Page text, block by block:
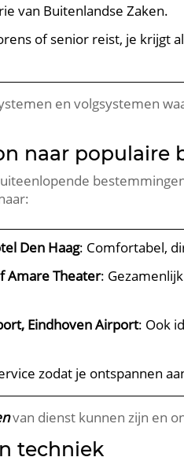
van Buitenlandse Zaken.
of senior reist, je krijgt
en volgsystemen
naar populaire
Den Haag: Comfortabel,
Amare Theater:
Eindhoven Airport: Ook
zodat je ontspannen
van dienst kunnen zijn en
techniek